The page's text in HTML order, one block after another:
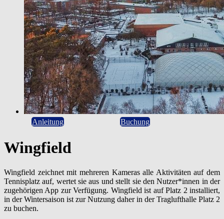
Anleitung Buchung
Wingfield
Wingfield zeichnet mit mehreren Kameras alle Aktivitäten auf dem
Tennisplatz auf, wertet sie aus und stellt sie den Nutzer*innen in der
zugehörigen App zur Verfügung. Wingfield ist auf Platz 2 installiert,
in der Wintersaison ist zur Nutzung daher in der Traglufthalle Platz 2
zu buchen.